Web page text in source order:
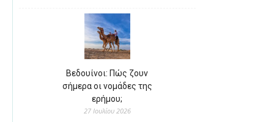
Βεδουίνοι: Πώς ζουν
σήμερα οι νομάδες της
ερήμου;
27 Ιουλίου 2026